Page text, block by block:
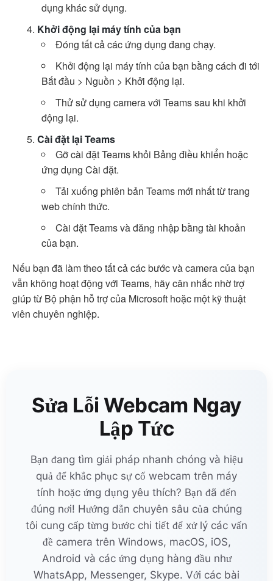
dụng khác sử dụng.
Khởi động lại máy tính của bạn
Đóng tất cả các ứng dụng đang chạy.
Khởi động lại máy tính của bạn bằng cách đi tới
Bắt đầu > Nguồn > Khởi động lại.
Thử sử dụng camera với Teams sau khi khởi
động lại.
Cài đặt lại Teams
Gỡ cài đặt Teams khỏi Bảng điều khiển hoặc
ứng dụng Cài đặt.
Tải xuống phiên bản Teams mới nhất từ trang
web chính thức.
Cài đặt Teams và đăng nhập bằng tài khoản
của bạn.
Nếu bạn đã làm theo tất cả các bước và camera của bạn
vẫn không hoạt động với Teams, hãy cân nhắc nhờ trợ
giúp từ Bộ phận hỗ trợ của Microsoft hoặc một kỹ thuật
viên chuyên nghiệp.
Sửa Lỗi Webcam Ngay
Lập Tức
Bạn đang tìm giải pháp nhanh chóng và hiệu
quả để khắc phục sự cố webcam trên máy
tính hoặc ứng dụng yêu thích? Bạn đã đến
đúng nơi! Hướng dẫn chuyên sâu của chúng
tôi cung cấp từng bước chi tiết để xử lý các vấn
đề camera trên Windows, macOS, iOS,
Android và các ứng dụng hàng đầu như
WhatsApp, Messenger, Skype. Với các bài